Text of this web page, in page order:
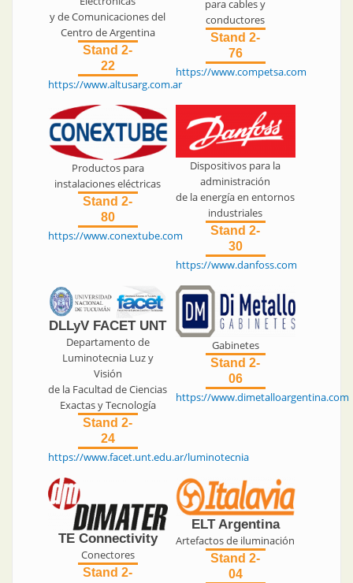
y de Comunicaciones del
Centro de Argentina
Stand 2-
22
https://www.altusarg.com.ar
para cables y
conductores
Stand 2-
76
https://www.competsa.com
Productos para
instalaciones eléctricas
Stand 2-
80
https://www.conextube.com
Dispositivos para la
administración
de la energía en entornos
industriales
Stand 2-
30
https://www.danfoss.com
DLLyV FACET UNT
Departamento de
Luminotecnia Luz y
Visión
de la Facultad de Ciencias
Exactas y Tecnología
Stand 2-
24
https://www.facet.unt.edu.ar/luminotecnia
Gabinetes
Stand 2-
06
https://www.dimetalloargentina.com
TE Connectivity
Conectores
Stand 2-
ELT Argentina
Artefactos de iluminación
Stand 2-
04